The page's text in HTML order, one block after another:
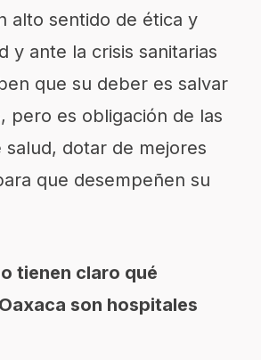
alto sentido de ética y
y ante la crisis sanitarias
que su deber es salvar
pero es obligación de las
salud, dotar de mejores
que desempeñen su
tienen claro qué
son hospitales